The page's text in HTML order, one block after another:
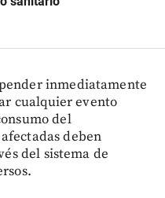
inmediatamente
cualquier evento
del
deben
del sistema de